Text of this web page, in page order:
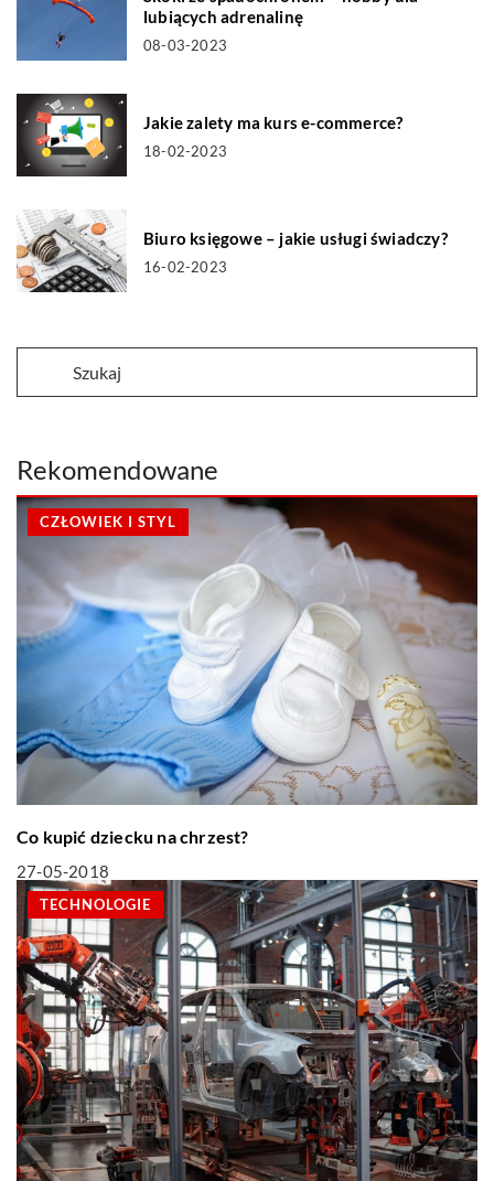
lubiących adrenalinę
08-03-2023
Jakie zalety ma kurs e-commerce?
18-02-2023
Biuro księgowe – jakie usługi świadczy?
16-02-2023
Rekomendowane
CZŁOWIEK I STYL
Co kupić dziecku na chrzest?
27-05-2018
TECHNOLOGIE